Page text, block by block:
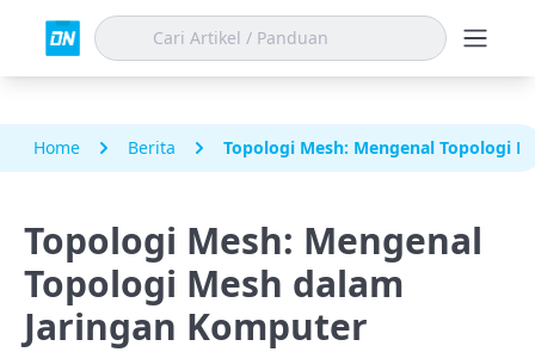
Home Berita Topologi Mesh: Mengenal Topologi
Topologi Mesh: Mengenal
Topologi Mesh dalam
Jaringan Komputer